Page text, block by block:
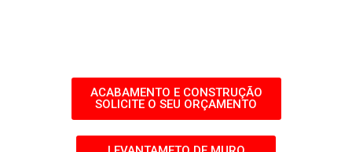
ACABAMENTO E CONSTRUÇÃO
SOLICITE O SEU ORÇAMENTO